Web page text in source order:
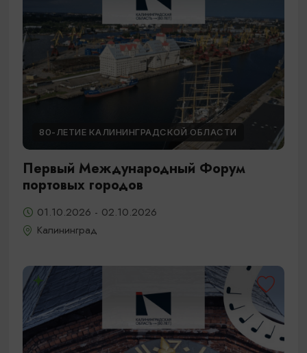
80-ЛЕТИЕ КАЛИНИНГРАДСКОЙ ОБЛАСТИ
Первый Международный Форум
портовых городов
01.10.2026 - 02.10.2026
Калининград